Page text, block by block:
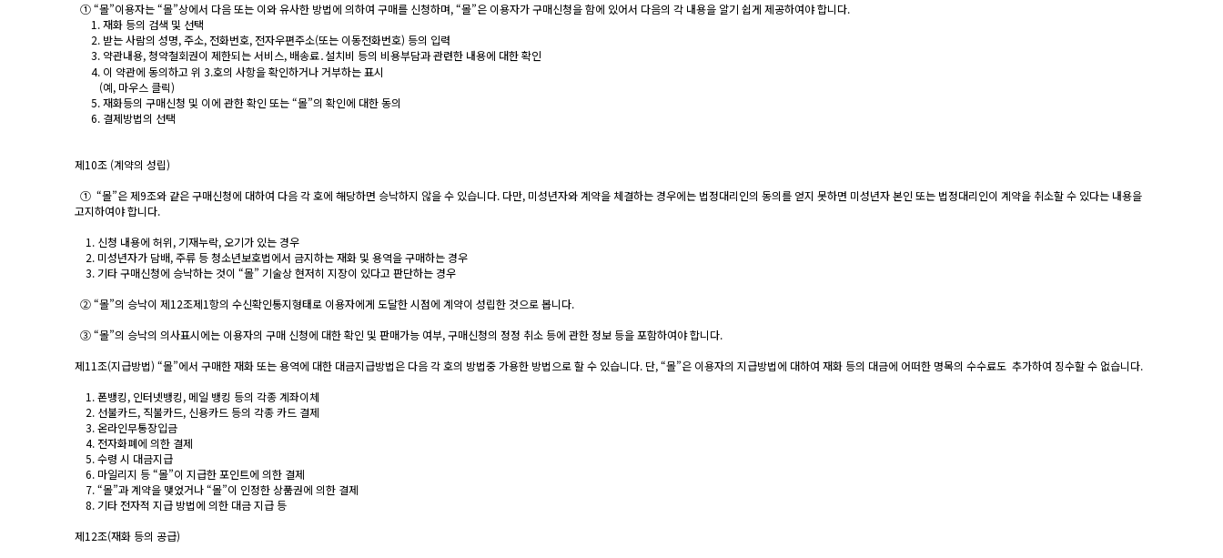
① “몰”이용자는 “몰”상에서 다음 또는 이와 유사한 방법에 의하여 구매를 신청하며, “몰”은 이용자가 구매신청을 함에 있어서 다음의 각 내용을 알기 쉽게 제공하여야 합니다.
1. 재화 등의 검색 및 선택
2. 받는 사람의 성명, 주소, 전화번호, 전자우편주소(또는 이동전화번호) 등의 입력
3. 약관내용, 청약철회권이 제한되는 서비스, 배송료․설치비 등의 비용부담과 관련한 내용에 대한 확인
4. 이 약관에 동의하고 위 3.호의 사항을 확인하거나 거부하는 표시
(예, 마우스 클릭)
5. 재화등의 구매신청 및 이에 관한 확인 또는 “몰”의 확인에 대한 동의
6. 결제방법의 선택
제10조 (계약의 성립)
① “몰”은 제9조와 같은 구매신청에 대하여 다음 각 호에 해당하면 승낙하지 않을 수 있습니다. 다만, 미성년자와 계약을 체결하는 경우에는 법정대리인의 동의를 얻지 못하면 미성년자 본인 또는 법정대리인이 계약을 취소할 수 있다는 내용을
고지하여야 합니다.
1. 신청 내용에 허위, 기재누락, 오기가 있는 경우
2. 미성년자가 담배, 주류 등 청소년보호법에서 금지하는 재화 및 용역을 구매하는 경우
3. 기타 구매신청에 승낙하는 것이 “몰” 기술상 현저히 지장이 있다고 판단하는 경우
② “몰”의 승낙이 제12조제1항의 수신확인통지형태로 이용자에게 도달한 시점에 계약이 성립한 것으로 봅니다.
③ “몰”의 승낙의 의사표시에는 이용자의 구매 신청에 대한 확인 및 판매가능 여부, 구매신청의 정정 취소 등에 관한 정보 등을 포함하여야 합니다.
제11조(지급방법) “몰”에서 구매한 재화 또는 용역에 대한 대금지급방법은 다음 각 호의 방법중 가용한 방법으로 할 수 있습니다. 단, “몰”은 이용자의 지급방법에 대하여 재화 등의 대금에 어떠한 명목의 수수료도 추가하여 징수할 수 없습니다.
1. 폰뱅킹, 인터넷뱅킹, 메일 뱅킹 등의 각종 계좌이체
2. 선불카드, 직불카드, 신용카드 등의 각종 카드 결제
3. 온라인무통장입금
4. 전자화폐에 의한 결제
5. 수령 시 대금지급
6. 마일리지 등 “몰”이 지급한 포인트에 의한 결제
7. “몰”과 계약을 맺었거나 “몰”이 인정한 상품권에 의한 결제
8. 기타 전자적 지급 방법에 의한 대금 지급 등
제12조(재화 등의 공급)